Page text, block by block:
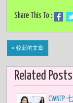
Share This To :
« 較新的文章
Related Posts